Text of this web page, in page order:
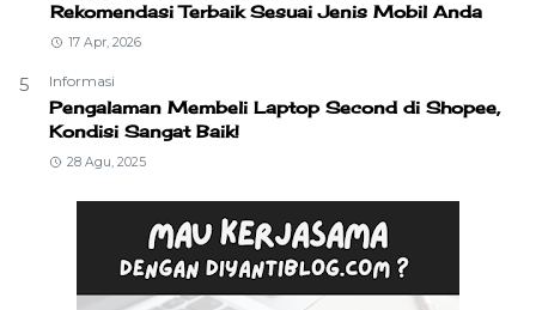
Rekomendasi Terbaik Sesuai Jenis Mobil Anda
17 Apr, 2026
5 Informasi
Pengalaman Membeli Laptop Second di Shopee,
Kondisi Sangat Baik!
28 Agu, 2025